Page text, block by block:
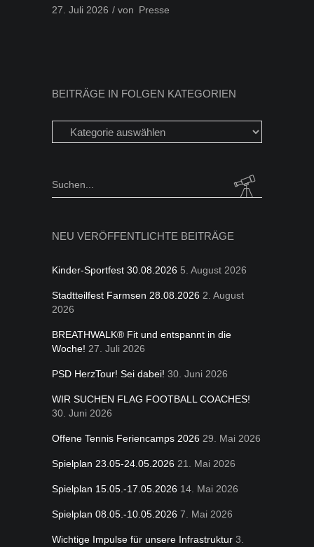
27. Juli 2026 von Presse
BEITRÄGE IN FOLGEN KATEGORIEN
Beiträge
in
Kategorien
Search
NEU VERÖFFENTLICHTE BEITRÄGE
Kinder-Sportfest 30.08.2026 5. August 2026
Stadtteilfest Farmsen 28.08.2026 2. August
2026
BREATHWALK® Fit und entspannt in die
Woche! 27. Juli 2026
PSD HerzTour! Sei dabei! 30. Juni 2026
WIR SUCHEN FLAG FOOTBALL COACHES!
30. Juni 2026
Offene Tennis Feriencamps 2026 29. Mai 2026
Spielplan 23.05-24.05.2026 21. Mai 2026
Spielplan 15.05.-17.05.2026 14. Mai 2026
Spielplan 08.05.-10.05.2026 7. Mai 2026
Wichtige Impulse für unsere Infrastruktur 3.